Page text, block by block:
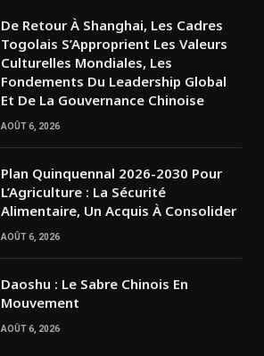
De Retour À Shanghai, Les Cadres
Togolais S’Approprient Les Valeurs
Culturelles Mondiales, Les
Fondements Du Leadership Global
Et De La Gouvernance Chinoise
AOÛT 6, 2026
Plan Quinquennal 2026-2030 Pour
L’Agriculture : La Sécurité
Alimentaire, Un Acquis À Consolider
AOÛT 6, 2026
Daoshu : Le Sabre Chinois En
Mouvement
AOÛT 6, 2026